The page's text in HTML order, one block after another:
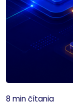
8 min čítania